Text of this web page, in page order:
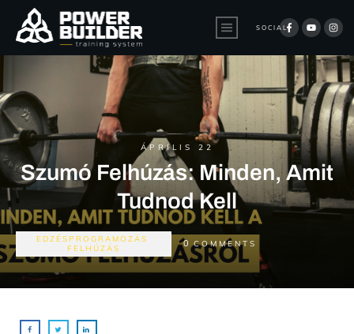
SOCIAL:
ÁPRILIS 22
Szumó Felhúzás: Minden, Amit
Tudnod Kell
EDZÉSPROGRAMOZÁS
FELHÚZÁS
0 COMMENTS